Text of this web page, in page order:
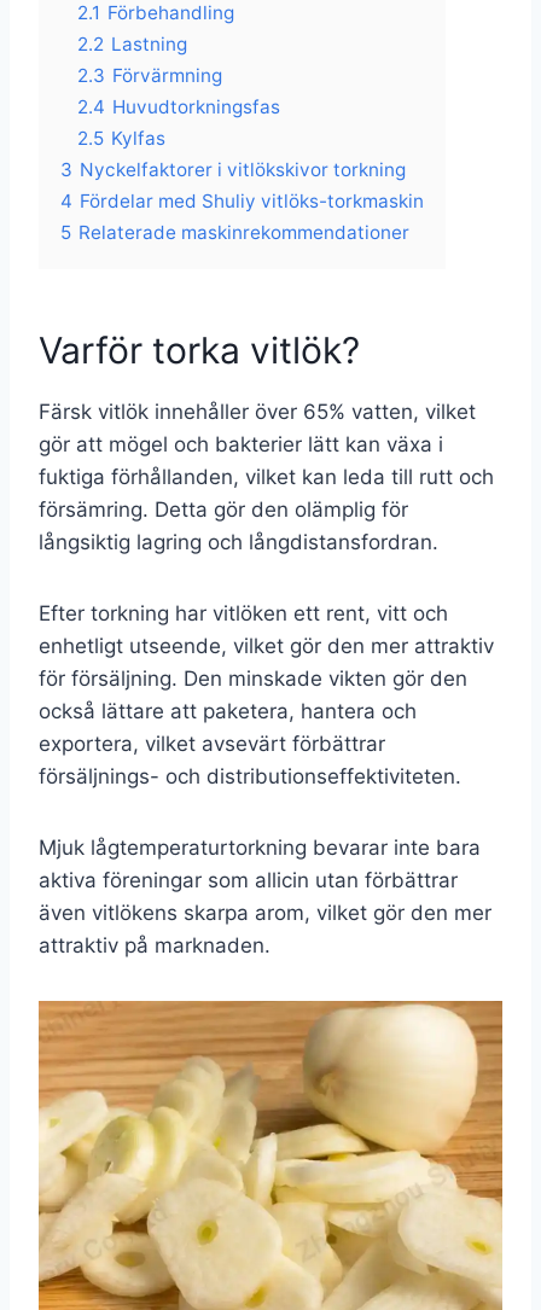
2.1 Förbehandling
2.2 Lastning
2.3 Förvärmning
2.4 Huvudtorkningsfas
2.5 Kylfas
3 Nyckelfaktorer i vitlökskivor torkning
4 Fördelar med Shuliy vitlöks-torkmaskin
5 Relaterade maskinrekommendationer
Varför torka vitlök?
Färsk vitlök innehåller över 65% vatten, vilket
gör att mögel och bakterier lätt kan växa i
fuktiga förhållanden, vilket kan leda till rutt och
försämring. Detta gör den olämplig för
långsiktig lagring och långdistansfordran.
Efter torkning har vitlöken ett rent, vitt och
enhetligt utseende, vilket gör den mer attraktiv
för försäljning. Den minskade vikten gör den
också lättare att paketera, hantera och
exportera, vilket avsevärt förbättrar
försäljnings- och distributionseffektiviteten.
Mjuk lågtemperaturtorkning bevarar inte bara
aktiva föreningar som allicin utan förbättrar
även vitlökens skarpa arom, vilket gör den mer
attraktiv på marknaden.